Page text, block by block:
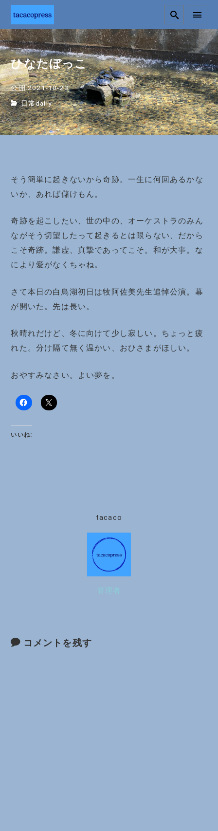
ひなたぼっこ
公開:2021-10-23
日常daily
そう簡単に起きないから奇跡。一生に何回あるかな
いか、あれば儲けもん。
奇跡を起こしたい、世の中の、オーケストラのみん
ながそう切望したって起きるとは限らない、だから
こそ奇跡。謙虚、真摯であってこそ。和が大事。な
により愛がなくちゃね。
さて本日の白鳥湖初日は牧阿佐美先生追悼公演。幕
が開いた。先は長い。
秋晴れだけど、冬に向けて少し寂しい。ちょっと疲
れた。分け隔て無く温かい、おひさまがほしい。
おやすみなさい。よい夢を。
いいね:
tacaco
管理者
コメントを残す